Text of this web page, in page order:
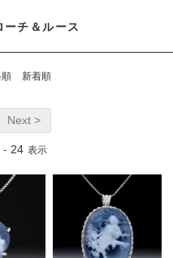
ーチ＆ルース
新着順
Next >
- 24 表示